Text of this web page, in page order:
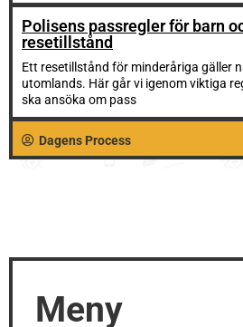
Polisens passregler för barn
resetillstånd
Ett resetillstånd för minderåriga gäller
utomlands. Här går vi igenom viktiga
ska ansöka om pass
Dagens Process
Meny